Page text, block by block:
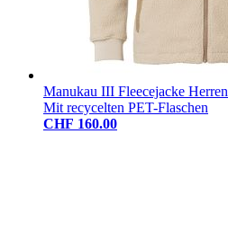
Manukau III Fleecejacke Herren
Mit recycelten PET-Flaschen
CHF 160.00